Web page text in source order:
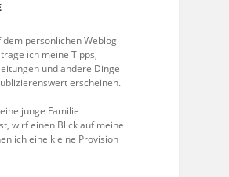
persönlichen Weblog
ich meine Tipps,
und andere Dinge
erscheinen.
junge Familie
wirf einen Blick auf meine
ich eine kleine Provision